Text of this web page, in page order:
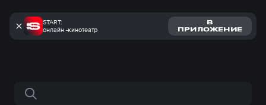
START:
онлайн -кинотеатр
В
ПРИЛОЖЕНИЕ
Поиск по сайту